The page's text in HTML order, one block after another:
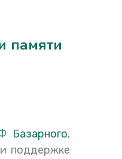
памяти
Базарного,
поддержке